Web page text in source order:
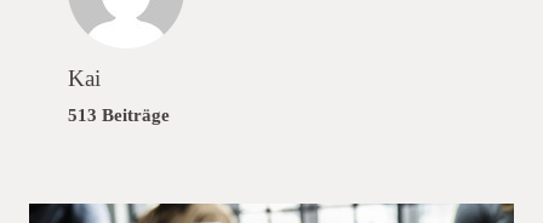
Kai
513 Beiträge